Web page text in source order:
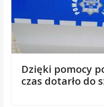
Dzięki pomocy
czas dotarło do